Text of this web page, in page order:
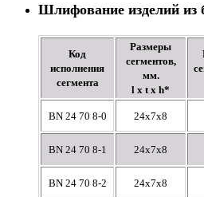
Шлифование изделий из
Код
исполнения
сегмента
Размеры
сегментов,
мм.
l x t x h*
BN 24 70 8-0 24х7х8
BN 24 70 8-1 24х7х8
BN 24 70 8-2 24х7х8